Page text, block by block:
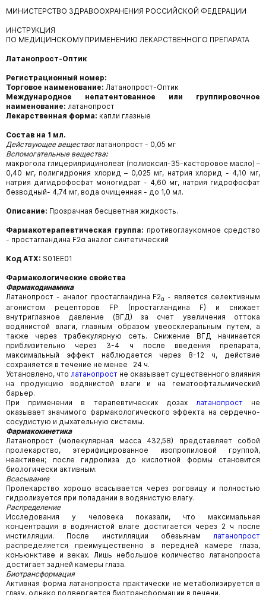
МИНИСТЕРСТВО ЗДРАВООХРАНЕНИЯ РОССИЙСКОЙ ФЕДЕРАЦИИ
ИНСТРУКЦИЯ
ПО МЕДИЦИНСКОМУ ПРИМЕНЕНИЮ ЛЕКАРСТВЕННОГО ПРЕПАРАТА
Латанопрост-Оптик
Регистрационный номер:
Торговое наименование: Латанопрост-Оптик
Международное непатентованное или группировочное
наименование: латанопрост
Лекарственная форма: капли глазные
Состав на 1 мл.
Действующее вещество:латанопрост - 0,05 мг
Вспомогательные вещества:
макрогола глицерилрицинолеат (полиоксил-35-касторовое масло) –
0,40 мг, полигидрония хлорид – 0,025 мг, натрия хлорид - 4,10 мг,
натрия дигидрофосфат моногидрат - 4,60 мг, натрия гидрофосфат
безводный- 4,74 мг, вода очищенная - до 1,0 мл.
Описание: Прозрачная бесцветная жидкость.
Фармакотерапевтическая группа: противоглаукомное средство
- простагландина F2α аналог синтетический
Код ATX: S01EE01
Фармакологические свойства
Фармакодинамика
Латанопрост - аналог простагландина F2α- является селективным
агонистом рецепторов FP (простагландина F) и снижает
внутриглазное давление (ВГД) за счет увеличения оттока
водянистой влаги, главным образом увеосклеральным путем, а
также через трабекулярную сеть. Снижение ВГД начинается
приблизительно через 3-4 ч после введения препарата,
максимальный эффект наблюдается через 8-12 ч, действие
сохраняется в течение не менее 24 ч.
Установлено, что латанопрост не оказывает существенного влияния
на продукцию водянистой влаги и на гематоофтальмический
барьер.
При применении в терапевтических дозах латанопростне
оказывает значимого фармакологического эффекта на сердечно-
сосудистую и дыхательную системы.
Фармакокинетика
Латанопрост (молекулярная масса 432,58) представляет собой
пролекарство, этерифицированное изопропиловой группой,
неактивен; после гидролиза до кислотной формы становится
биологически активным.
Всасывание
Пролекарство хорошо всасывается через роговицу и полностью
гидролизуется при попадании в водянистую влагу.
Распределение
Исследования у человека показали, что максимальная
концентрация в водянистой влаге достигается через 2 ч после
инстилляции. После инстилляции обезьянам латанопрост
распределяется преимущественно в передней камере глаза,
конъюнктиве и веках. Лишь небольшое количество латанопроста
достигает задней камеры глаза.
Биотрансформация
Активная форма латанопроста практически не метаболизируется в
глазу, однако подвергается биотрансформации в печени.